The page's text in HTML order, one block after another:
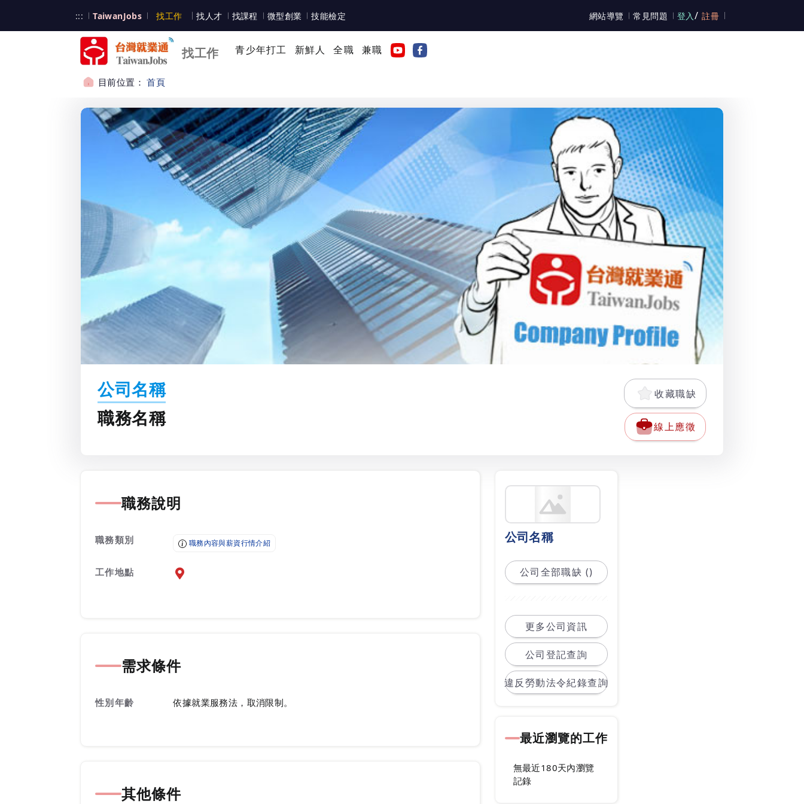
::: TaiwanJobs 台灣就業通
找工作 台灣就業通
找人才 找課程 微型創業 技能檢定 網站導覽 常見問題 登入 / 註冊
找工作 青少年打工 新鮮人 全職 兼職
目前位置：首頁
公司名稱
職務名稱
收藏職缺
線上應徵
職務說明
職務類別 職務內容與薪資行情介紹
工作地點 前往查看地圖
需求條件
性別年齡 依據就業服務法，取消限制。
其他條件
公司名稱
公司全部職缺 ()
更多公司資訊
公司登記查詢
違反勞動法令紀錄查詢
最近瀏覽的工作
無最近180天內瀏覽
記錄